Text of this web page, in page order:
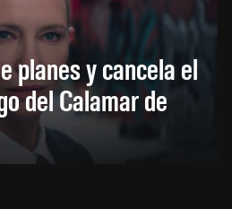
planes y cancela el
del Calamar de